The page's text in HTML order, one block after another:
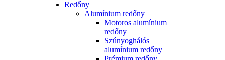
Redőny
Alumínium redőny
Motoros alumínium
redőny
Szúnyoghálós
alumínium redőny